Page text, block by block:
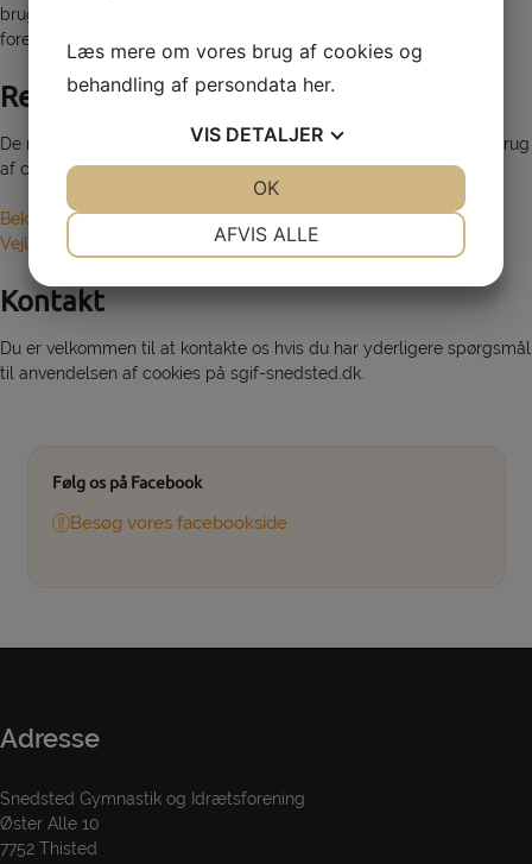
bruge, fordi de forudsætter, at webstedet kan huske de valg du
foretager.
Regler
De regler, der gælder for Snedsted Gymnastik og Idrtsforening brug
af cookies, findes nedenfor.
Bekendtgørelse om cookies
Vejledning om cookies
Kontakt
Du er velkommen til at kontakte os hvis du har yderligere spørgsmål
til anvendelsen af cookies på sgif-snedsted.dk.
Følg os på Facebook
Besøg vores facebookside
Adresse
Snedsted Gymnastik og Idrætsforening
Øster Alle 10
7752 Thisted
Læs mere om vores brug af cookies og
behandling af persondata her.
VIS DETALJER
AFVIS ALLE
OK